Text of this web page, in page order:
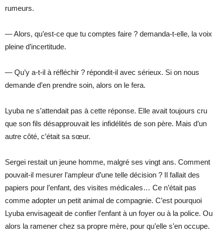
rumeurs.
— Alors, qu’est-ce que tu comptes faire ? demanda-t-elle, la voix
pleine d’incertitude.
— Qu’y a-t-il à réfléchir ? répondit-il avec sérieux. Si on nous
demande d’en prendre soin, alors on le fera.
Lyuba ne s’attendait pas à cette réponse. Elle avait toujours cru
que son fils désapprouvait les infidélités de son père. Mais d’un
autre côté, c’était sa sœur.
Sergei restait un jeune homme, malgré ses vingt ans. Comment
pouvait-il mesurer l’ampleur d’une telle décision ? Il fallait des
papiers pour l’enfant, des visites médicales… Ce n’était pas
comme adopter un petit animal de compagnie. C’est pourquoi
Lyuba envisageait de confier l’enfant à un foyer ou à la police. Ou
alors la ramener chez sa propre mère, pour qu’elle s’en occupe.